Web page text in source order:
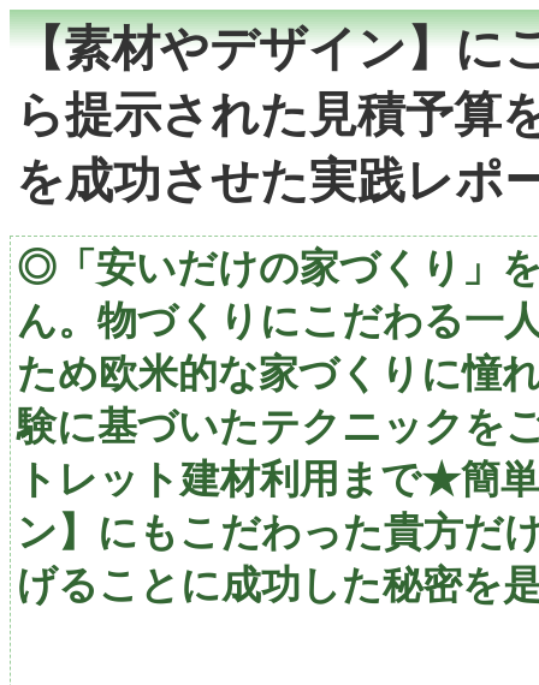
【素材やデザイン】に
ら提示された見積予算
を成功させた実践レポ
◎「安いだけの家づくり」
ん。物づくりにこだわる一
ため欧米的な家づくりに憧
験に基づいたテクニックを
トレット建材利用まで★簡
ン】にもこだわった貴方だ
げることに成功した秘密を